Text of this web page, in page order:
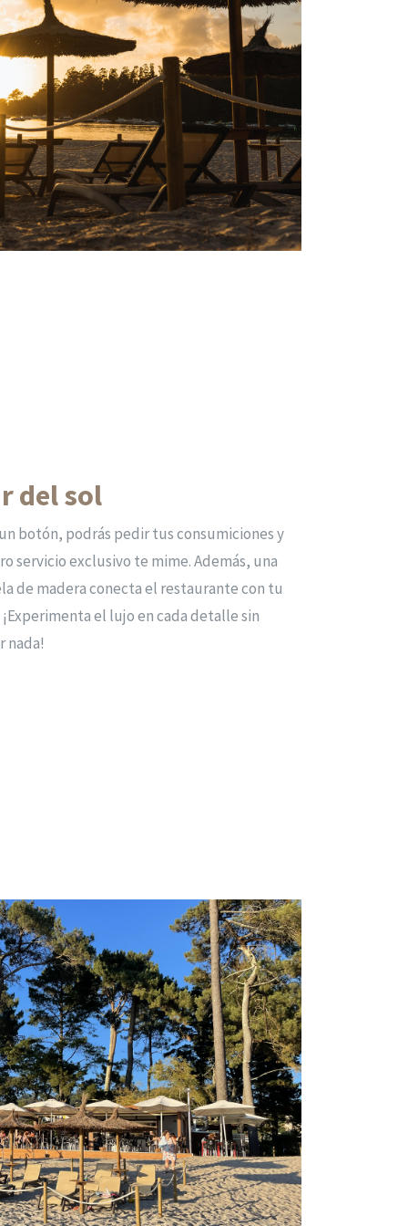
del sol
botón, podrás pedir tus consumiciones y
servicio exclusivo te mime. Además, una
de madera conecta el restaurante con tu
el lujo en cada detalle sin
nada!